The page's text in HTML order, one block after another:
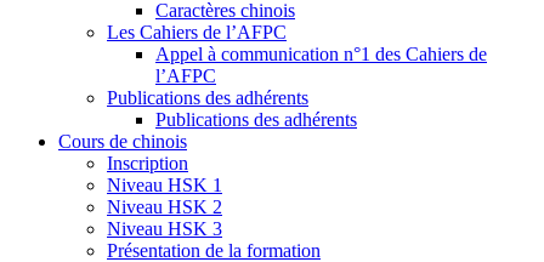
Caractères chinois
Les Cahiers de l’AFPC
Appel à communication n°1 des Cahiers de
l’AFPC
Publications des adhérents
Publications des adhérents
Cours de chinois
Inscription
Niveau HSK 1
Niveau HSK 2
Niveau HSK 3
Présentation de la formation